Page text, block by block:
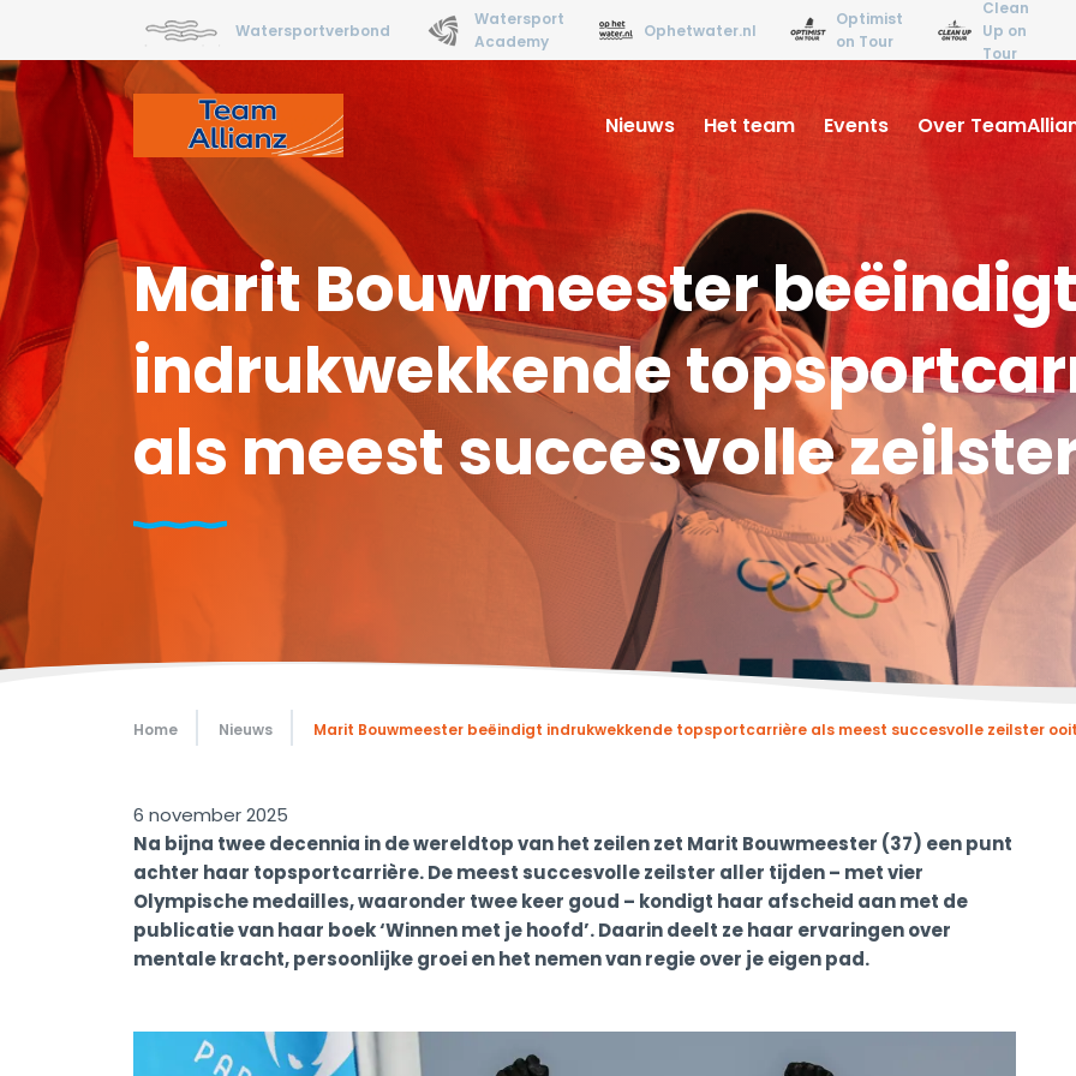
Watersportverbond
Watersport
Academy
Ophetwater.nl
Optimist
on Tour
Clean
Up on
Tour
Nieuws Het team Events Over
Marit Bouwmeester
indrukwekkende
als meest succesvolle
Home Nieuws Marit Bouwmeester beëindigt indrukwekkende topsportcarrière als meest succesvolle zeilster
6 november 2025
Na bijna twee decennia in de wereldtop van het zeilen zet Marit Bouwmeester (37) een punt
achter haar topsportcarrière. De meest succesvolle zeilster aller tijden – met vier
Olympische medailles, waaronder twee keer goud – kondigt haar afscheid aan met de
publicatie van haar boek ‘Winnen met je hoofd’. Daarin deelt ze haar ervaringen over
mentale kracht, persoonlijke groei en het nemen van regie over je eigen pad.